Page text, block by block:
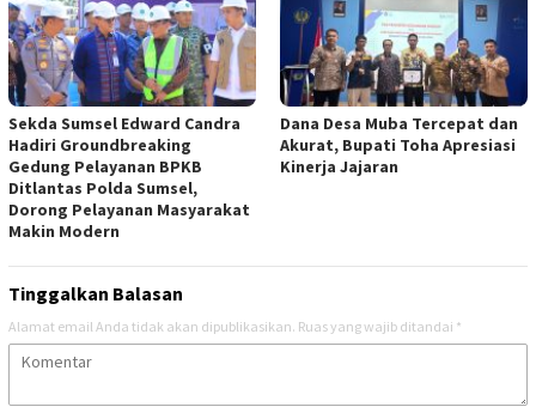
Sekda Sumsel Edward Candra
Hadiri Groundbreaking
Gedung Pelayanan BPKB
Ditlantas Polda Sumsel,
Dorong Pelayanan Masyarakat
Makin Modern
Dana Desa Muba Tercepat dan
Akurat, Bupati Toha Apresiasi
Kinerja Jajaran
Tinggalkan Balasan
Alamat email Anda tidak akan dipublikasikan. Ruas yang wajib ditandai *